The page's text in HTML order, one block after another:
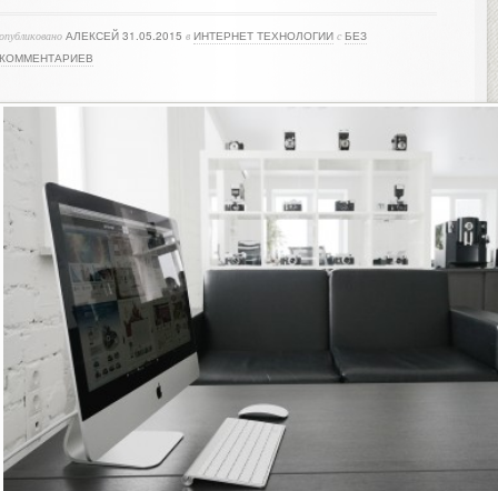
АЛЕКСЕЙ 31.05.2015 в ИНТЕРНЕТ ТЕХНОЛОГИИ с БЕЗ